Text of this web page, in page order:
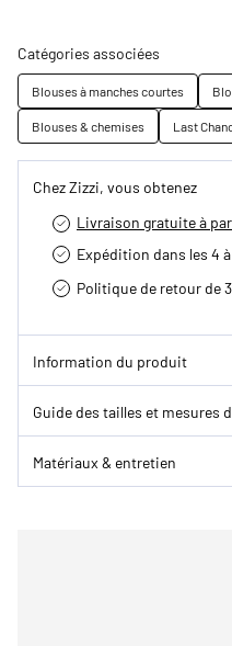
Catégories associées
Blouses à manches courtes
Blouses & chemises
Last
Chez Zizzi, vous obtenez
Livraison gratuite à
Expédition dans les 4
Politique de retour de
Information du produit
Guide des tailles et mesures
Matériaux & entretien